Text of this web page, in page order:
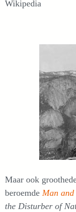
Wikipedia
Maar ook
beroemde Man and
the Disturber of